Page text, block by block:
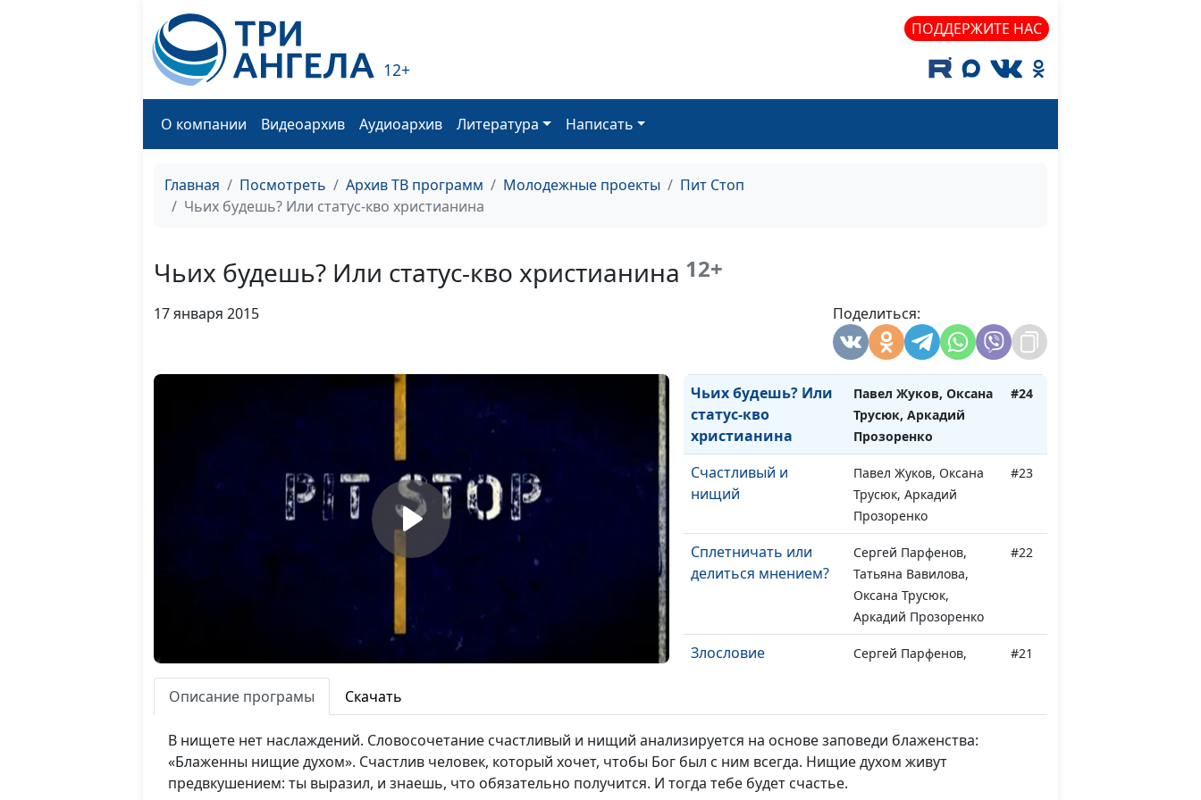
12+
ПОДДЕРЖИТЕ НАС
О компании Видеоархив Аудиоархив Литература Написать
Главная Посмотреть Архив ТВ программ Молодежные проекты
Пит Стоп
Чьих будешь? Или статус-кво христианина
Чьих будешь? Или статус-кво христианина 12+
17 января 2015 Поделиться:
Трусюк, Аркадий
Аркадий Прозоренко
Побег из курятника
Владислав Лапшин,
Оксана Трусюк,
Аркадий Прозоренко
Чьих будешь? Или
статус-кво
христианина
Павел Жуков, Оксана
Трусюк, Аркадий
Прозоренко
#24
Счастливый и
нищий
Павел Жуков, Оксана
Трусюк, Аркадий
Прозоренко
#23
Сплетничать или
делиться мнением?
Сергей Парфенов,
Татьяна Вавилова,
Оксана Трусюк,
Аркадий Прозоренко
#22
Злословие
Сергей Парфенов,
Аркадий Прозоренко
#21
Время
Сергей Парфенов,
Татьяна Вавилова,
Описание програмы Скачать
В нищете нет наслаждений. Словосочетание счастливый и нищий анализируется на основе заповеди блаженства:
«Блаженны нищие духом». Счастлив человек, который хочет, чтобы Бог был с ним всегда. Нищие духом живут
предвкушением: ты выразил, и знаешь, что обязательно получится. И тогда тебе будет счастье.